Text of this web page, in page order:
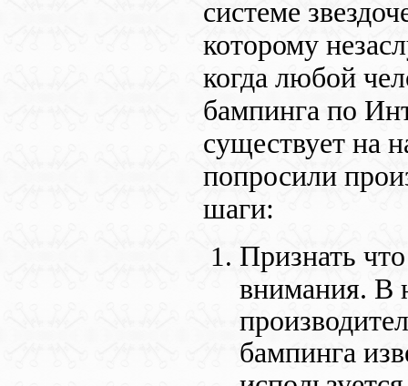
системе
которому
когда любой
бампинга по
существует на
попросили
шаги:
Признать
внимания. В
бампинга